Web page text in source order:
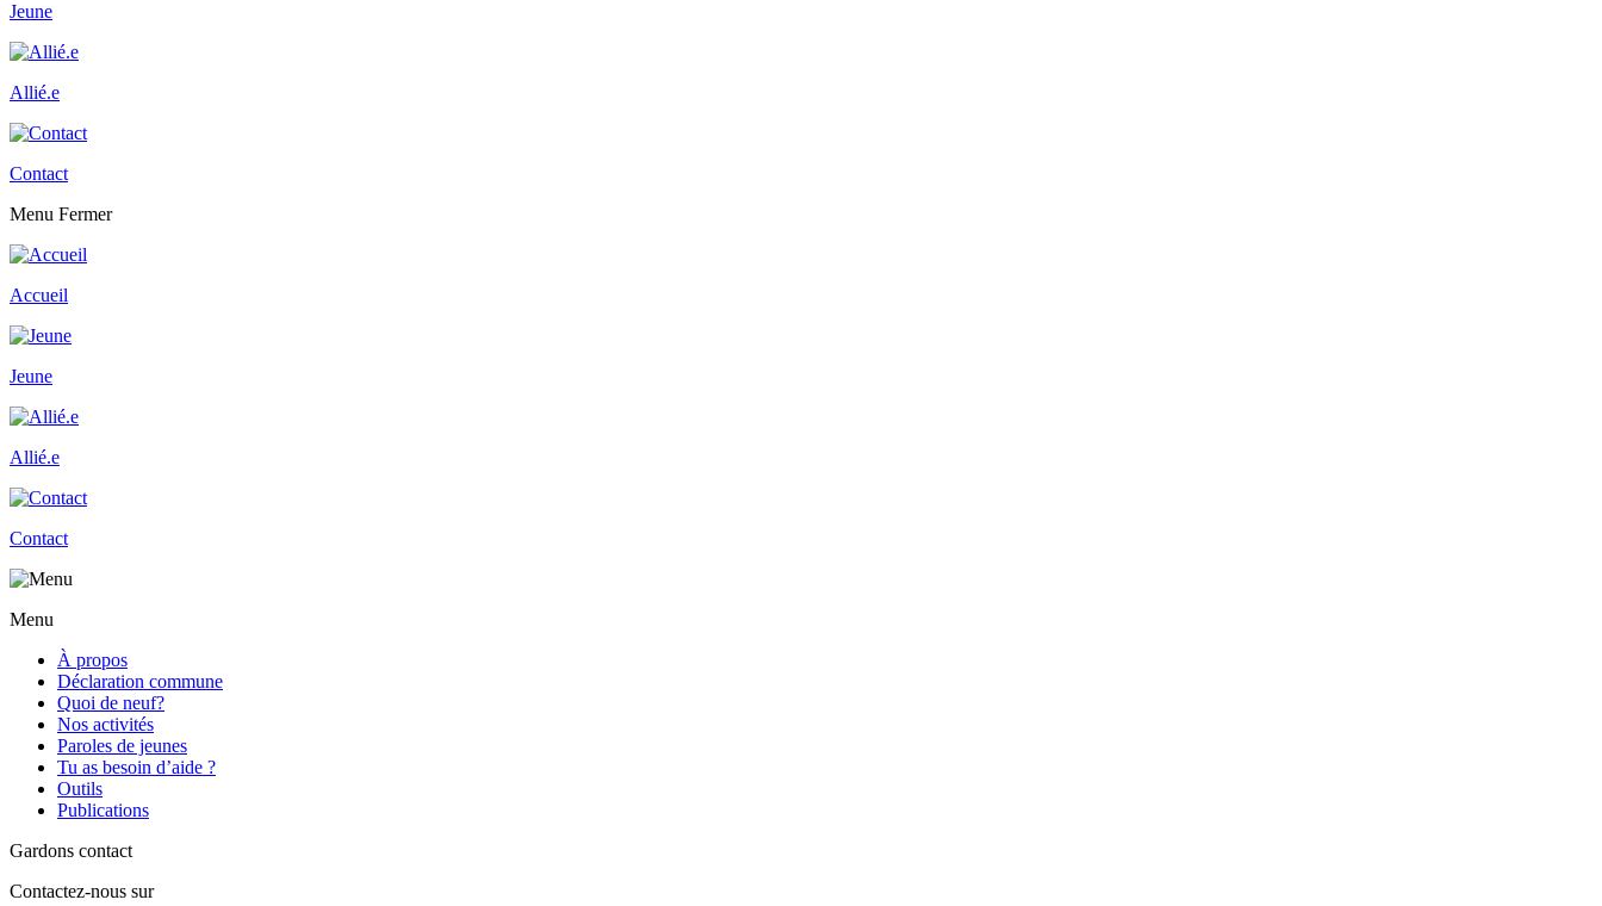
Jeune
Allié.e
Contact
Menu Fermer
Accueil
Jeune
Allié.e
Contact
Menu
À propos
Déclaration commune
Quoi de neuf?
Nos activités
Paroles de jeunes
Tu as besoin d’aide ?
Outils
Publications
Gardons contact
Contactez-nous sur